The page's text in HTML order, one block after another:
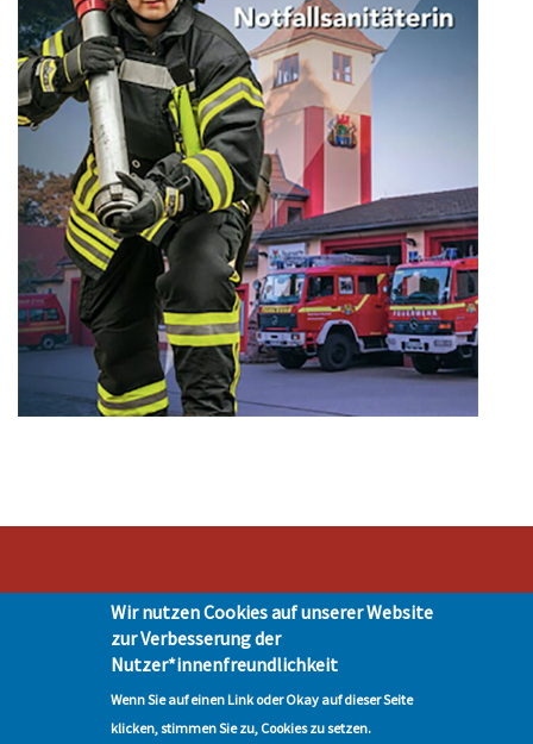
Stadt Hohen Neuendorf • Oranienburger Str. 2 • 16540 Hohen Neuendorf •
Telefon 03303-528-0
Impressum|Presse| Datenschutz| © Hohen-Neuendorf.de, Alle Rechte
vorbehalten - Vervielfältigung nur mit unserer Genehmigung
Wir nutzen Cookies auf unserer Website
zur Verbesserung der
Nutzer*innenfreundlichkeit
Wenn Sie auf einen Link oder Okay auf dieser Seite
klicken, stimmen Sie zu, Cookies zu setzen.